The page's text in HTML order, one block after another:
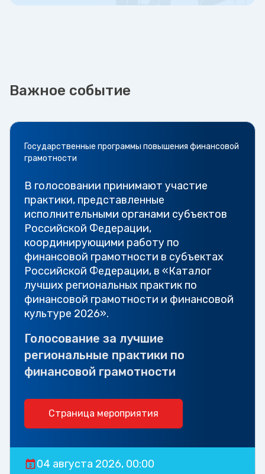
Важное событие
Государственные программы повышения финансовой
грамотности
В голосовании принимают участие
практики, представленные
исполнительными органами субъектов
Российской Федерации,
координирующими работу по
финансовой грамотности в субъектах
Российской Федерации, в «Каталог
лучших региональных практик по
финансовой грамотности и финансовой
культуре 2026».
Голосование за лучшие
региональные практики по
финансовой грамотности
Страница мероприятия
04 августа 2026, 00:00